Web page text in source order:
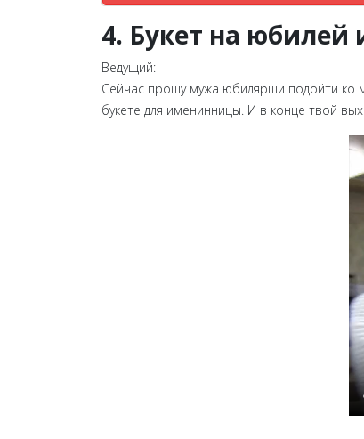
4. Букет на юбилей
Ведущий:
Сейчас прошу мужа юбилярши подойти ко
букете для именинницы. И в конце твой